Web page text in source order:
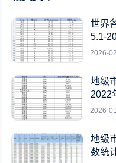
世界
5.1-
2026-
地级
2022
2026-
地级
数统